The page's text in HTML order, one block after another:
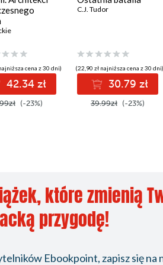
cena z 30 dni)
42.34 zł
(-23%)
C.J. Tudor
(22,90 zł najniższa cena z 30 dni)
30.79 zł
39.99zł (-23%)
które zmienią
przygodę!
Ebookpoint, zapisz się na